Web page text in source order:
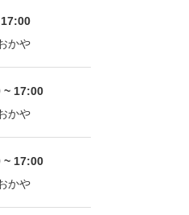
かや
~ 17:00
かや
~ 17:00
かや